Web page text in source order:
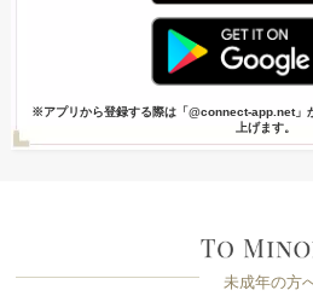
※アプリから登録する際は「@connect-app.net」
上げます。
未成年の方